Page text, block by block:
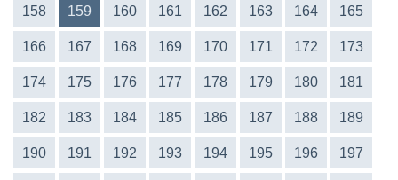
158 159 160 161 162 163 164 165
166 167 168 169 170 171 172 173
174 175 176 177 178 179 180 181
182 183 184 185 186 187 188 189
190 191 192 193 194 195 196 197